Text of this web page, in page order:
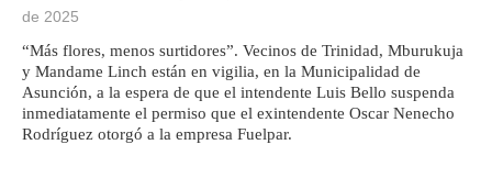
de 2025
“Más flores, menos surtidores”. Vecinos de Trinidad, Mburukuja
y Mandame Linch están en vigilia, en la Municipalidad de
Asunción, a la espera de que el intendente Luis Bello suspenda
inmediatamente el permiso que el exintendente Oscar Nenecho
Rodríguez otorgó a la empresa Fuelpar.